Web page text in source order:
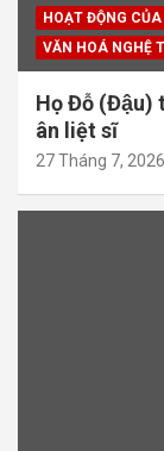
HOẠT ĐỘNG
VĂN HOÁ NGHỆ
Họ Đỗ (Đậu)
ân liệt sĩ
27 Tháng 7, 2026